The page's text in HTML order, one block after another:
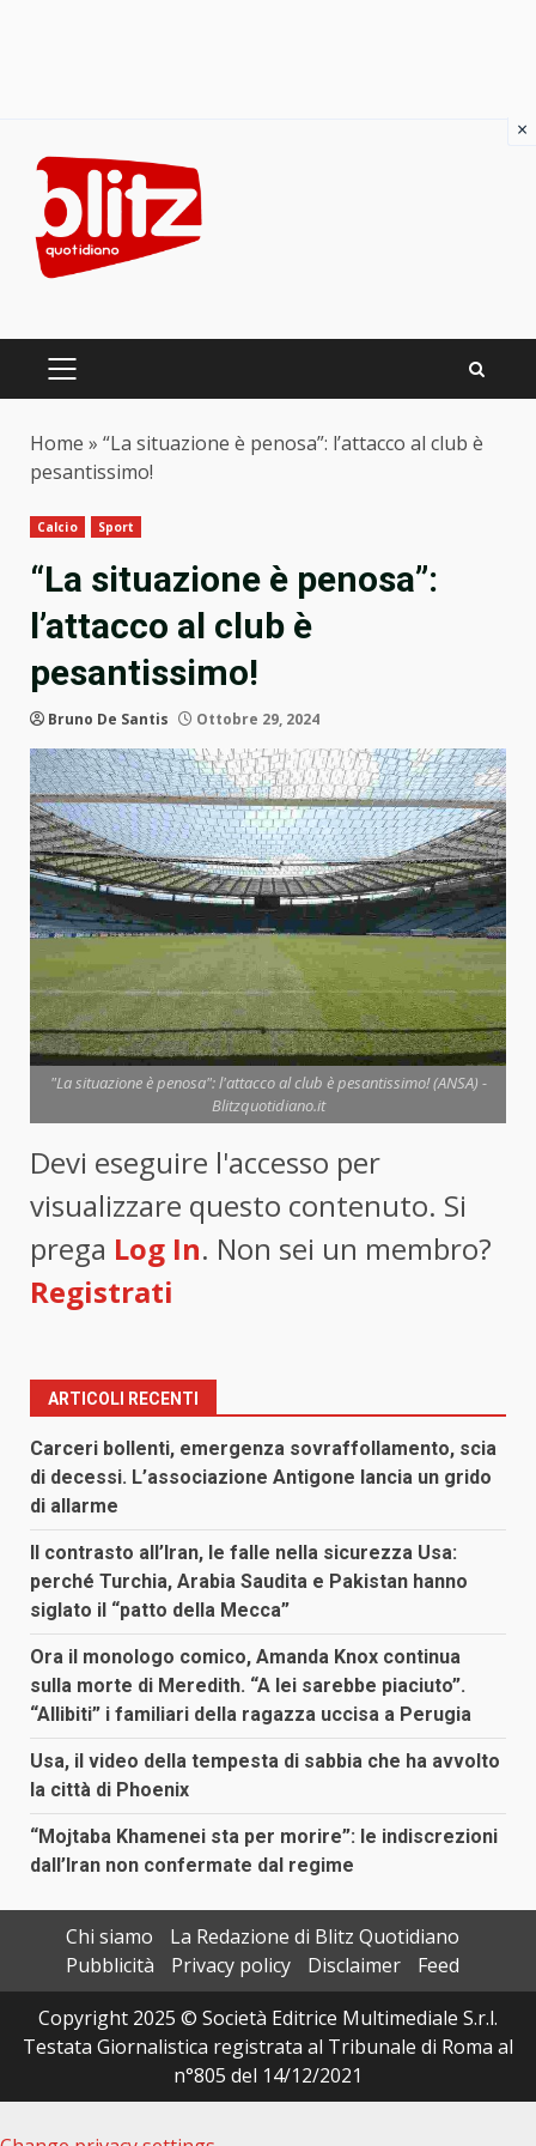
content
PRIMARY
Home » “La situazione è penosa”: l’attacco al club è
pesantissimo!
Calcio Sport
“La situazione è penosa”:
l’attacco al club è
pesantissimo!
Bruno De Santis Ottobre 29, 2024
"La situazione è penosa": l'attacco al club è pesantissimo! (ANSA) -
Blitzquotidiano.it
Devi eseguire l'accesso per
visualizzare questo contenuto. Si
prega Log In. Non sei un membro?
Registrati
ARTICOLI RECENTI
Carceri bollenti, emergenza sovraffollamento, scia
di decessi. L’associazione Antigone lancia un grido
di allarme
Il contrasto all’Iran, le falle nella sicurezza Usa:
perché Turchia, Arabia Saudita e Pakistan hanno
siglato il “patto della Mecca”
Ora il monologo comico, Amanda Knox continua
sulla morte di Meredith. “A lei sarebbe piaciuto”.
“Allibiti” i familiari della ragazza uccisa a Perugia
Usa, il video della tempesta di sabbia che ha avvolto
la città di Phoenix
“Mojtaba Khamenei sta per morire”: le indiscrezioni
dall’Iran non confermate dal regime
Chi siamo
La Redazione di Blitz Quotidiano
Pubblicità
Privacy policy Disclaimer
Feed
Copyright 2025 © Società Editrice Multimediale S.r.l.
Testata Giornalistica registrata al Tribunale di Roma al
n°805 del 14/12/2021
×